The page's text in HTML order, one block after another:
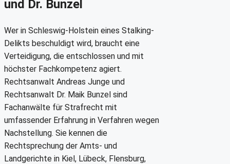
und Dr. Bunzel
Wer in Schleswig-Holstein eines Stalking-
Delikts beschuldigt wird, braucht eine
Verteidigung, die entschlossen und mit
höchster Fachkompetenz agiert.
Rechtsanwalt Andreas Junge und
Rechtsanwalt Dr. Maik Bunzel sind
Fachanwälte für Strafrecht mit
umfassender Erfahrung in Verfahren wegen
Nachstellung. Sie kennen die
Rechtsprechung der Amts- und
Landgerichte in Kiel, Lübeck, Flensburg,